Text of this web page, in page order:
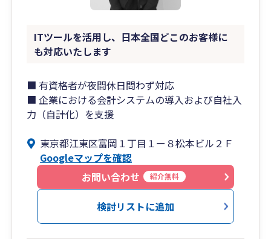
ITツールを活用し、日本全国どこのお客様に
も対応いたします
■ 有資格者が夜間休日問わず対応
■ 企業における会計システムの導入および自社入
力（自計化）を支援
東京都江東区富岡１丁目１ー８松本ビル２Ｆ
Googleマップを確認
お問い合わせ
紹介無料
検討リストに追加